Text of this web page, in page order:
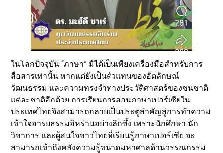
ในโลกปัจจุบัน “ภาษา” มิได้เป็นเพียงเครื่องมือสำหรับการ
สื่อสารเท่านั้น หากแต่ยังเป็นตัวแทนของอัตลักษณ์
วัฒนธรรม และความทรงจำทางประวัติศาสตร์ของชนชาติ
แต่ละชาติอีกด้วย การเรียนการสอนภาษาเปอร์เซียใน
ประเทศไทยจึงสามารถกลายเป็นประตูสำคัญสู่การทำความ
เข้าใจอารยธรรมอิหร่านอย่างลึกซึ้ง เพราะนักศึกษา นัก
วิชาการ และผู้สนใจชาวไทยที่เรียนรู้ภาษาเปอร์เซีย จะ
สามารถเข้าถึงคลังความรู้ขนาดมหาศาลด้านวรรณกรรม